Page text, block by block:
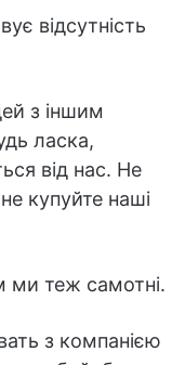
відсутність
з іншим
ласка,
від нас. Не
купуйте наші
ми теж самотні.
з компанією